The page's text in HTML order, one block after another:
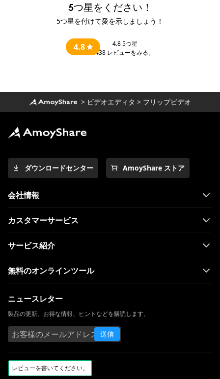
5つ星をください！
5つ星を付けて愛を示しましょう！
4.8 4.85つ星
438 レビューをみる。
> ビデオエディタ > フリップビデオ
ダウンロードセンター AmoyShare ストア
会社情報
カスタマーサービス
サービス紹介
無料のオンラインツール
ニュースレター
製品の更新、お得な情報、ヒントなどを購読します。
送信